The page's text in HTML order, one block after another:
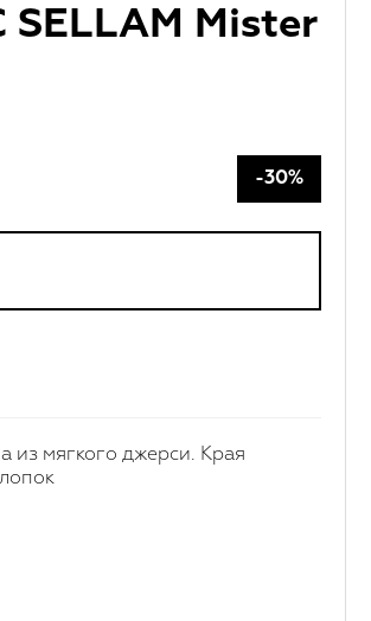
SELLAM Mister
-30%
из мягкого джерси. Края